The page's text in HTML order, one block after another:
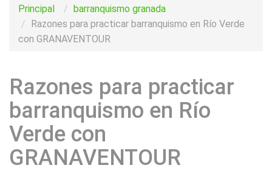
Principal
barranquismo granada
Razones para practicar barranquismo en Río Verde
con GRANAVENTOUR
Razones para practicar
barranquismo en Río
Verde con
GRANAVENTOUR